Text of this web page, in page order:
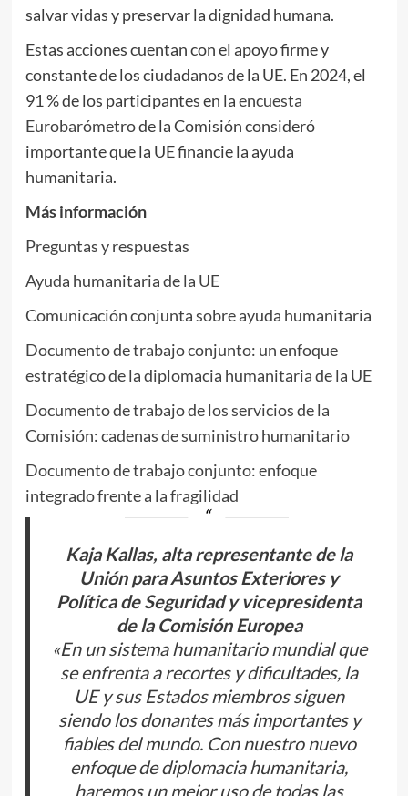
salvar vidas y preservar la dignidad humana.
Estas acciones cuentan con el apoyo firme y
constante de los ciudadanos de la UE. En 2024, el
91 % de los participantes en laencuesta
Eurobarómetrode la Comisión consideró
importante que la UE financie la ayuda
humanitaria.
Más información
Preguntas y respuestas
Ayuda humanitaria de la UE
Comunicación conjunta sobre ayuda humanitaria
Documento de trabajo conjunto: un enfoque
estratégico de la diplomacia humanitaria de la UE
Documento de trabajo de los servicios de la
Comisión: cadenas de suministro humanitario
Documento de trabajo conjunto: enfoque
integrado frente a la fragilidad
Kaja Kallas, alta representante de la
Unión para Asuntos Exteriores y
Política de Seguridad y vicepresidenta
de la Comisión Europea
«En un sistema humanitario mundial que
se enfrenta a recortes y dificultades, la
UE y sus Estados miembros siguen
siendo los donantes más importantes y
fiables del mundo. Con nuestro nuevo
enfoque de diplomacia humanitaria,
haremos un mejor uso de todas las